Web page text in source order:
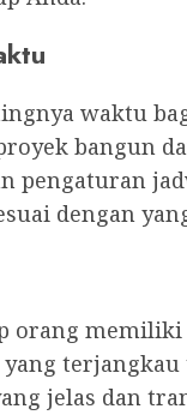
waktu
bangun
pengaturan
dengan
orang
jelas dan